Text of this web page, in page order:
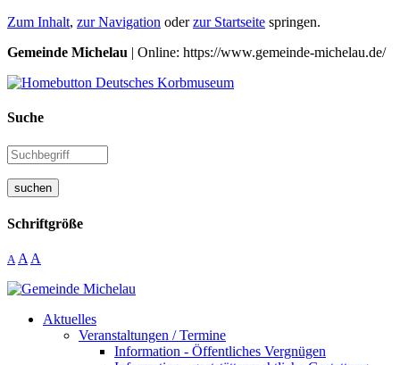
Zum Inhalt, zur Navigation oderzur Startseite springen.
Gemeinde Michelau | Online: https://www.gemeinde-michelau.de/
Suche
suchen
Schriftgröße
A A A
Aktuelles
Veranstaltungen / Termine
Information - Öffentliches Vergnügen